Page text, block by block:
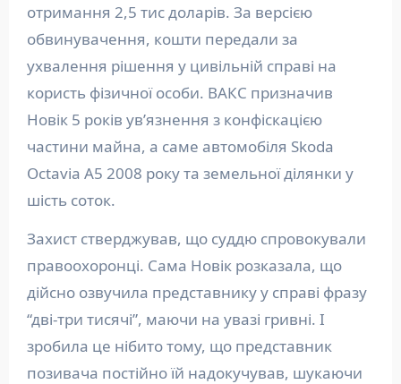
отримання 2,5 тис доларів. За версією
обвинувачення, кошти передали за
ухвалення рішення у цивільній справі на
користь фізичної особи. ВАКС призначив
Новік 5 років ув’язнення з конфіскацією
частини майна, а саме автомобіля Skoda
Octavia А5 2008 року та земельної ділянки у
шість соток.
Захист стверджував, що суддю спровокували
правоохоронці. Сама Новік розказала, що
дійсно озвучила представнику у справі фразу
“дві-три тисячі”, маючи на увазі гривні. І
зробила це нібито тому, що представник
позивача постійно їй надокучував, шукаючи